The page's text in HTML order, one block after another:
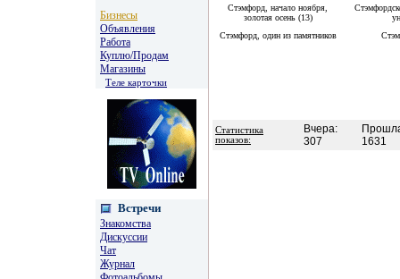
Бизнесы
Объявления
Работа
Куплю/Продам
Магазины
Теле карточки
Встречи
Знакомства
Дискуссии
Чат
Журнал
Стэмфорд, начало ноября,
золотая осень (13)
Стэмфорд, один из памятников
Статистика
показов:
Вчера:
307
1631